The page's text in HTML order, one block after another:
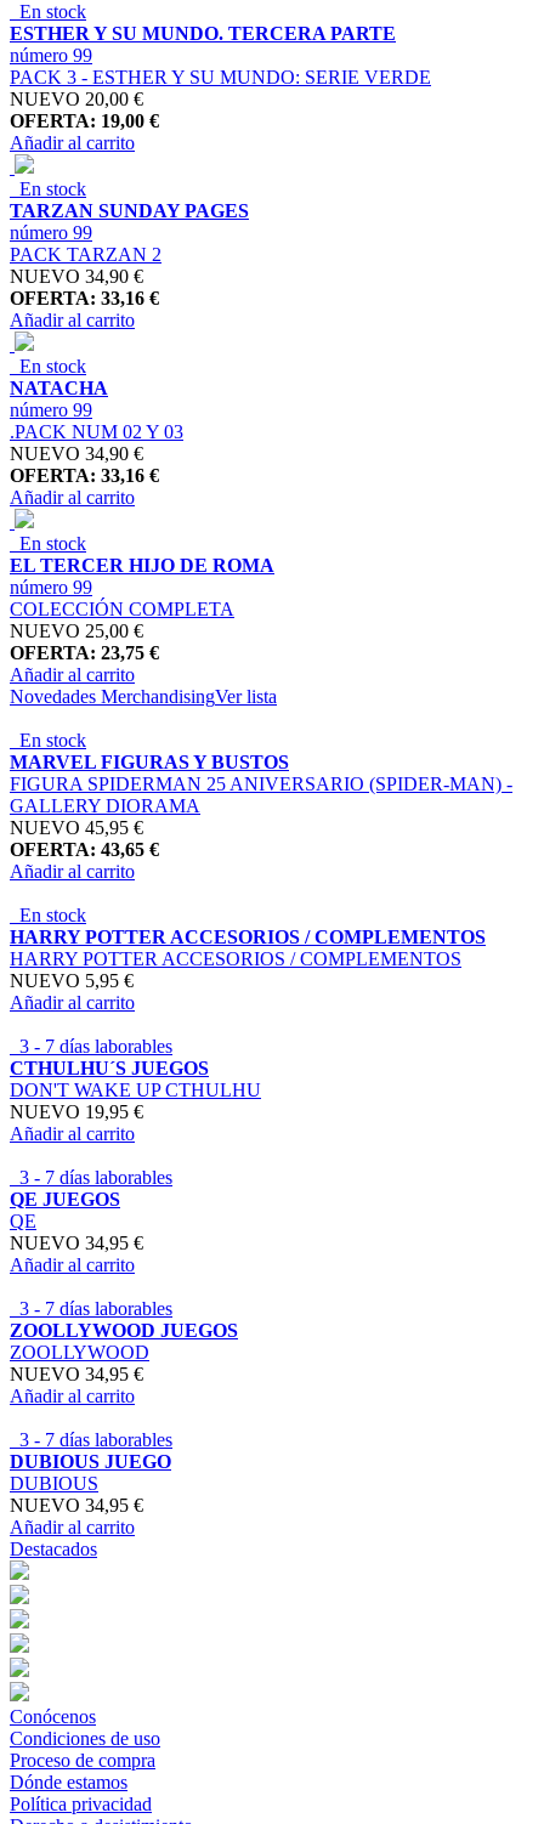
En stock
ESTHER Y SU MUNDO. TERCERA PARTE
número 99
PACK 3 - ESTHER Y SU MUNDO: SERIE VERDE
NUEVO 20,00 €
OFERTA: 19,00 €
Añadir al carrito
En stock
TARZAN SUNDAY PAGES
número 99
PACK TARZAN 2
NUEVO 34,90 €
OFERTA: 33,16 €
Añadir al carrito
En stock
NATACHA
número 99
.PACK NUM 02 Y 03
NUEVO 34,90 €
OFERTA: 33,16 €
Añadir al carrito
En stock
EL TERCER HIJO DE ROMA
número 99
COLECCIÓN COMPLETA
NUEVO 25,00 €
OFERTA: 23,75 €
Añadir al carrito
Novedades MerchandisingVer lista
En stock
MARVEL FIGURAS Y BUSTOS
FIGURA SPIDERMAN 25 ANIVERSARIO (SPIDER-MAN) -
GALLERY DIORAMA
NUEVO 45,95 €
OFERTA: 43,65 €
Añadir al carrito
En stock
HARRY POTTER ACCESORIOS / COMPLEMENTOS
HARRY POTTER ACCESORIOS / COMPLEMENTOS
NUEVO 5,95 €
Añadir al carrito
3 - 7 días laborables
CTHULHU´S JUEGOS
DON'T WAKE UP CTHULHU
NUEVO 19,95 €
Añadir al carrito
3 - 7 días laborables
QE JUEGOS
QE
NUEVO 34,95 €
Añadir al carrito
3 - 7 días laborables
ZOOLLYWOOD JUEGOS
ZOOLLYWOOD
NUEVO 34,95 €
Añadir al carrito
3 - 7 días laborables
DUBIOUS JUEGO
DUBIOUS
NUEVO 34,95 €
Añadir al carrito
Destacados
Conócenos
Condiciones de uso
Proceso de compra
Dónde estamos
Política privacidad